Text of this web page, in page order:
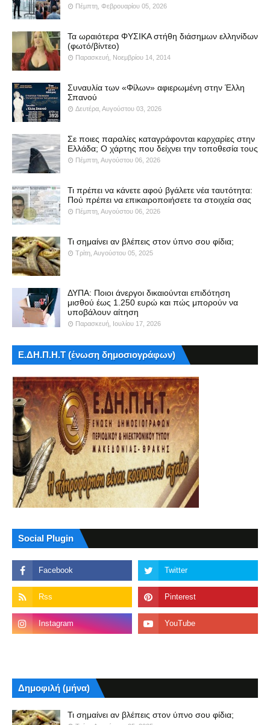
Πέμπτη, Φεβρουαρίου 05, 2026
Τα ωραιότερα ΦΥΣΙΚΑ στήθη διάσημων ελληνίδων
(φωτό/βίντεο)
Παρασκευή, Νοεμβρίου 14, 2014
Συναυλία των «Φίλων» αφιερωμένη στην Έλλη
Σπανού
Δευτέρα, Αυγούστου 03, 2026
Σε ποιες παραλίες καταγράφονται καρχαρίες στην
Ελλάδα; Ο χάρτης που δείχνει την τοποθεσία τους
Πέμπτη, Αυγούστου 06, 2026
Τι πρέπει να κάνετε αφού βγάλετε νέα ταυτότητα:
Πού πρέπει να επικαιροποιήσετε τα στοιχεία σας
Πέμπτη, Αυγούστου 06, 2026
Τι σημαίνει αν βλέπεις στον ύπνο σου φίδια;
Τρίτη, Αυγούστου 05, 2025
ΔΥΠΑ: Ποιοι άνεργοι δικαιούνται επιδότηση
μισθού έως 1.250 ευρώ και πώς μπορούν να
υποβάλουν αίτηση
Παρασκευή, Ιουλίου 17, 2026
Ε.ΔΗ.Π.Η.Τ (ένωση δημοσιογράφων)
Social Plugin
Δημοφιλή (μήνα)
Τι σημαίνει αν βλέπεις στον ύπνο σου φίδια;